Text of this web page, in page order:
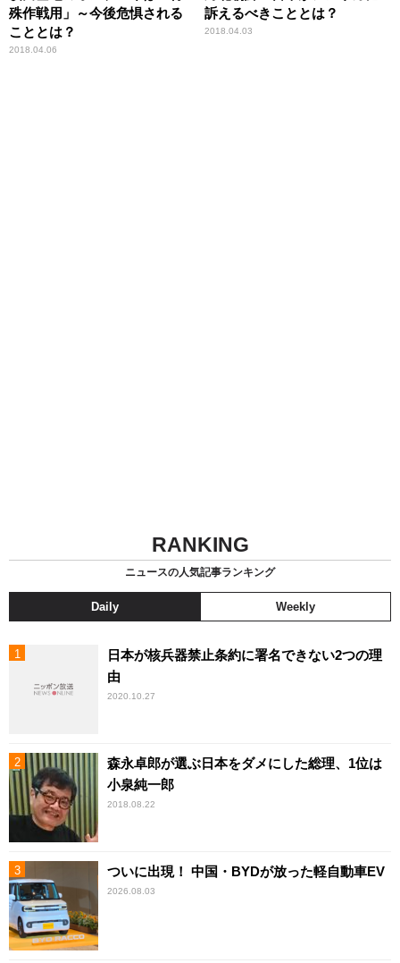
殊作戦用」～今後危惧される
こととは？
2018.04.06
訴えるべきこととは？
2018.04.03
RANKING
ニュースの人気記事ランキング
Daily Weekly
日本が核兵器禁止条約に署名できない2つの理
由
2020.10.27
森永卓郎が選ぶ日本をダメにした総理、1位は
小泉純一郎
2018.08.22
ついに出現！ 中国・BYDが放った軽自動車EV
2026.08.03